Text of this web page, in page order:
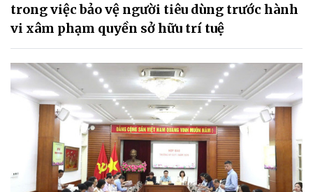
trong việc bảo vệ người tiêu dùng trước hành
vi xâm phạm quyền sở hữu trí tuệ